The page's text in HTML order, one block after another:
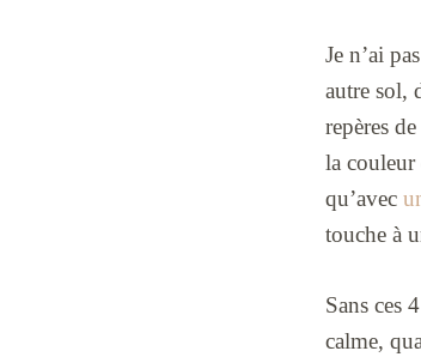
Je n’ai
autre sol,
repères
la couleur
qu’avec
touche à
Sans ces
calme,